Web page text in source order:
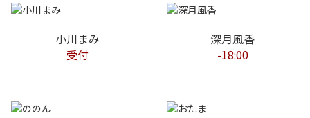
小川まみ
受付
深月風香
-18:00